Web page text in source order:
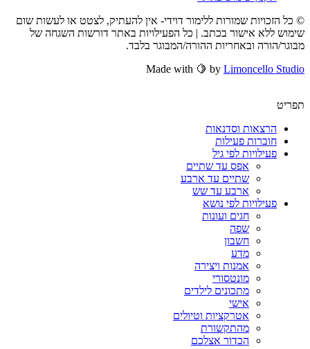
© כל הזכויות שמורות ללימור דוידי- אין להעתיק, לצטט או לעשות שום
שימוש ללא אישור בכתב. | כל הפעילויות באתר דורשות השגחה של
מבוגר/הורה ובאחריות ההורה/המבוגר בלבד.
Made with 🍋 by Limoncello Studio
תפריט
הרצאות וסדנאות
חוברות פעילות
פעילויות לפי גיל
אפס עד שתיים
שתיים עד ארבע
ארבע עד שש
פעילויות לפי נושא
חגים ועונות
שפה
חשבון
מדע
אמנות ויצירה
מונטסורי
מתכונים לילדים
אישי
אטרקציות וטיולים
מהתקשורת
הכדור אצלכם